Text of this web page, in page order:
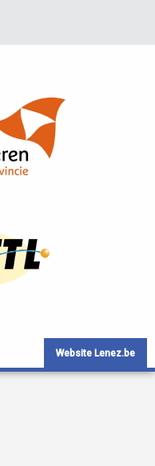
Website Lenez.be